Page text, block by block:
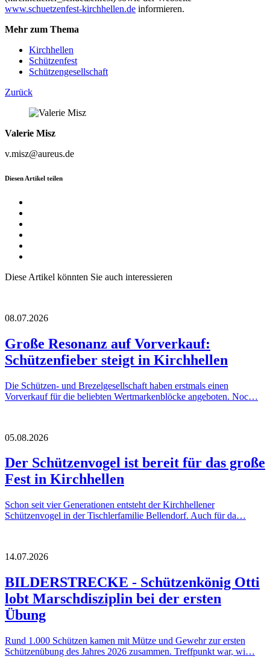
www.schuetzenfest-kirchhellen.de informieren.
Mehr zum Thema
Kirchhellen
Schützenfest
Schützengesellschaft
Zurück
Valerie Misz
v.misz@aureus.de
Diesen Artikel teilen
Diese Artikel könnten Sie auch interessieren
08.07.2026
Große Resonanz auf Vorverkauf:
Schützenfieber steigt in Kirchhellen
Die Schützen- und Brezelgesellschaft haben erstmals einen
Vorverkauf für die beliebten Wertmarkenblöcke angeboten. Noc…
05.08.2026
Der Schützenvogel ist bereit für das große
Fest in Kirchhellen
Schon seit vier Generationen entsteht der Kirchhellener
Schützenvogel in der Tischlerfamilie Bellendorf. Auch für da…
14.07.2026
BILDERSTRECKE - Schützenkönig Otti
lobt Marschdisziplin bei der ersten
Übung
Rund 1.000 Schützen kamen mit Mütze und Gewehr zur ersten
Schützenübung des Jahres 2026 zusammen. Treffpunkt war, wi…